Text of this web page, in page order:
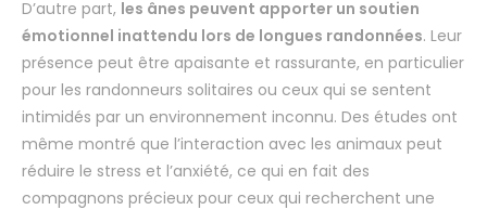
D’autre part, les ânes peuvent apporter un soutien
émotionnel inattendu lors de longues randonnées. Leur
présence peut être apaisante et rassurante, en particulier
pour les randonneurs solitaires ou ceux qui se sentent
intimidés par un environnement inconnu. Des études ont
même montré que l’interaction avec les animaux peut
réduire le stress et l’anxiété, ce qui en fait des
compagnons précieux pour ceux qui recherchent une